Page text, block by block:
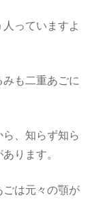
っていますよ
も二重あごに
、知らず知ら
ります。
ごは元々の顎が